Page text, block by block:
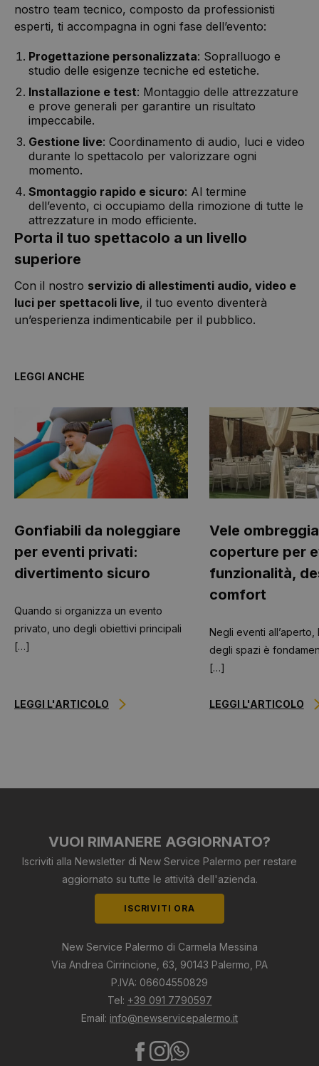
nostro team tecnico, composto da professionisti
esperti, ti accompagna in ogni fase dell’evento:
Progettazione personalizzata: Sopralluogo e
studio delle esigenze tecniche ed estetiche.
Installazione e test: Montaggio delle attrezzature
e prove generali per garantire un risultato
impeccabile.
Gestione live: Coordinamento di audio, luci e video
durante lo spettacolo per valorizzare ogni
momento.
Smontaggio rapido e sicuro: Al termine
dell’evento, ci occupiamo della rimozione di tutte le
attrezzature in modo efficiente.
Porta il tuo spettacolo a un livello
superiore
Con il nostro servizio di allestimenti audio, video e
luci per spettacoli live, il tuo evento diventerà
un’esperienza indimenticabile per il pubblico.
LEGGI ANCHE
Gonfiabili da noleggiare
per eventi privati:
divertimento sicuro
Quando si organizza un evento
privato, uno degli obiettivi principali
[…]
LEGGI L'ARTICOLO
Vele
coperture per
funzionalità,
comfort
Negli eventi all’aperto,
degli spazi è
[…]
LEGGI L'ARTICOLO
VUOI RIMANERE AGGIORNATO?
Iscriviti alla Newsletter di New Service Palermo per restare
aggiornato su tutte le attività dell'azienda.
ISCRIVITI ORA
New Service Palermo di Carmela Messina
Via Andrea Cirrincione, 63, 90143 Palermo, PA
P.IVA: 06604550829
Tel: +39 091 7790597
Email: info@newservicepalermo.it